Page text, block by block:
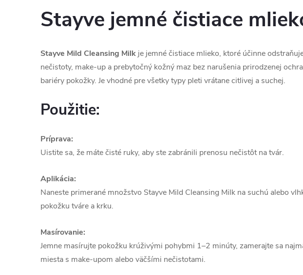
Stayve jemné čistiace
Stayve Mild Cleansing Milk je jemné čistiace mlieko, ktoré účinne
nečistoty, make-up a prebytočný kožný maz bez narušenia prirodzenej
bariéry pokožky. Je vhodné pre všetky typy pleti vrátane citlivej a suchej.
Použitie:
Príprava:
Uistite sa, že máte čisté ruky, aby ste zabránili prenosu nečistôt na tvár.
Aplikácia:
Naneste primerané množstvo Stayve Mild Cleansing Milk na suchú alebo
pokožku tváre a krku.
Masírovanie:
Jemne masírujte pokožku krúživými pohybmi 1–2 minúty, zamerajte sa
miesta s make-upom alebo väčšími nečistotami.